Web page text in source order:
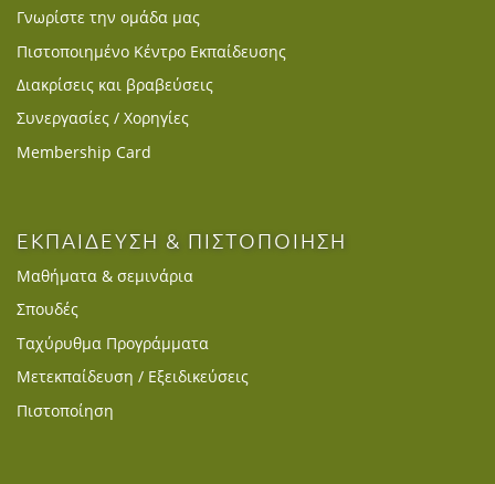
Γνωρίστε την ομάδα μας
Πιστοποιημένο Κέντρο Εκπαίδευσης
Διακρίσεις και βραβεύσεις
Συνεργασίες / Χορηγίες
Membership Card
ΕΚΠΑΙΔΕΥΣΗ & ΠΙΣΤΟΠΟΙΗΣΗ
Μαθήματα & σεμινάρια
Σπουδές
Ταχύρυθμα Προγράμματα
Μετεκπαίδευση / Εξειδικεύσεις
Πιστοποίηση